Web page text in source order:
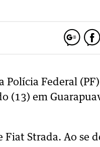
Polícia Federal
(13) em
Strada. Ao se